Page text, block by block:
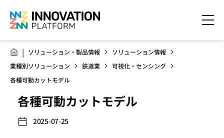
ソリューション・製品情報
ソリューション情報
業種別ソリューション
鉄道業
可視化・センシング
各種可動カットモデル
各種可動カットモデル
2025-07-25